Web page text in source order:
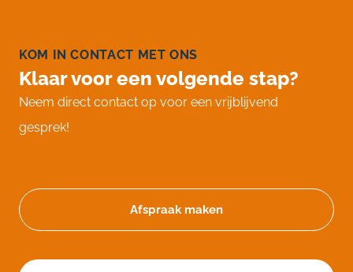
KOM IN CONTACT MET ONS
Klaar voor een volgende stap?
Neem direct contact op voor een vrijblijvend
gesprek!
Afspraak maken